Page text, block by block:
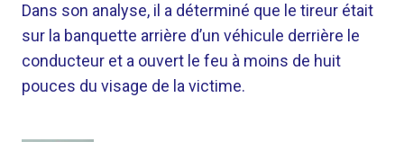
Dans son analyse, il a déterminé que le tireur était
sur la banquette arrière d’un véhicule derrière le
conducteur et a ouvert le feu à moins de huit
pouces du visage de la victime.